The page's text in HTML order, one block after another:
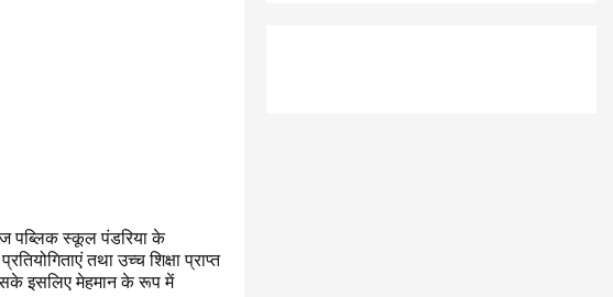
पब्लिक स्कूल पंडरिया के
तथा उच्च शिक्षा प्राप्त
इसलिए मेहमान के रूप में